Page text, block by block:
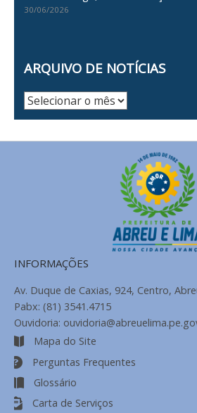
30/06/2026
ARQUIVO DE NOTÍCIAS
Arquivo
INFORMAÇÕES
Av. Duque de Caxias, 924, Centro,
Pabx: (81) 3541.4715
Ouvidoria:
Mapa do Site
Perguntas Frequentes
Glossário
Carta de Serviços